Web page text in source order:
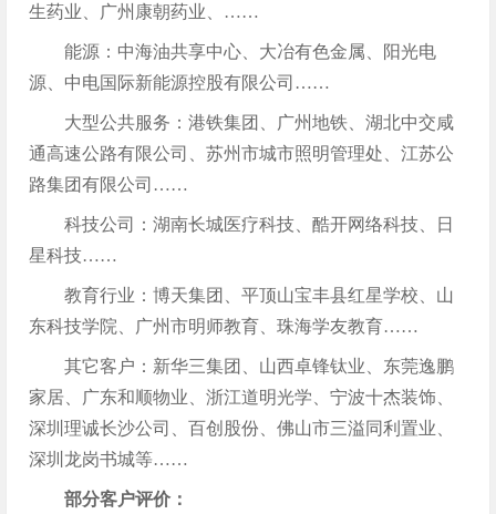
生药业、广州康朝药业、……
能源：中海油共享中心、大冶有色金属、阳光电
源、中电国际新能源控股有限公司……
大型公共服务：港铁集团、广州地铁、湖北中交咸
通高速公路有限公司、苏州市城市照明管理处、江苏公
路集团有限公司……
科技公司：湖南长城医疗科技、酷开网络科技、日
星科技……
教育行业：博天集团、平顶山宝丰县红星学校、山
东科技学院、广州市明师教育、珠海学友教育……
其它客户：新华三集团、山西卓锋钛业、东莞逸鹏
家居、广东和顺物业、浙江道明光学、宁波十杰装饰、
深圳理诚长沙公司、百创股份、佛山市三溢同利置业、
深圳龙岗书城等……
部分客户评价：